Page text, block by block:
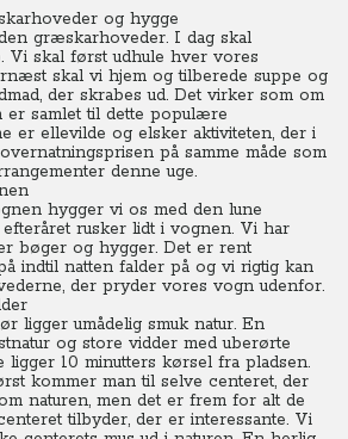
og hygge
græskarhoveder. I dag skal
Vi skal først udhule hver vores
skal vi hjem og tilberede suppe og
der skrabes ud. Det virker som om
er samlet til dette populære
er ellevilde og elsker aktiviteten, der i
på samme måde som
denne uge.
hygger vi os med den lune
rusker lidt i vognen. Vi har
bøger og hygger. Det er rent
indtil natten falder på og vi rigtig kan
der pryder vores vogn udenfor.
ligger umådelig smuk natur. En
og store vidder med uberørte
ligger 10 minutters kørsel fra pladsen.
kommer man til selve centeret, der
naturen, men det er frem for alt de
tilbyder, der er interessante. Vi